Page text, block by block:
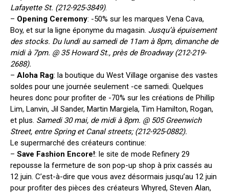
Lafayette St. (212-925-3849).
– Opening Ceremony: -50% sur les marques Vena Cava,
Boy, et sur la ligne éponyme du magasin. Jusqu’à épuisement
des stocks. Du lundi au samedi de 11am à 8pm, dimanche de
midi à 7pm. @ 35 Howard St., près de Broadway (212-219-
2688).
– Aloha Rag: la boutique du West Village organise des vastes
soldes pour une journée seulement -ce samedi. Quelques
heures donc pour profiter de -70% sur les créations de Phillip
Lim, Lanvin, Jil Sander, Martin Margiela, Tim Hamilton, Rogan,
et plus. Samedi 30 mai, de midi à 8pm. @ 505 Greenwich
Street, entre Spring et Canal streets; (212-925-0882).
Le supermarché des créateurs continue:
– Save Fashion Encore!: le site de mode Refinery 29
repousse la fermeture de son pop-up shop à prix cassés au
12 juin. C’est-à-dire que vous avez désormais jusqu’au 12 juin
pour profiter des pièces des créateurs Whyred, Steven Alan,